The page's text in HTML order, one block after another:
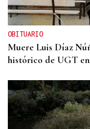
OBITUARIO
Muere Luis Díaz
histórico de UGT